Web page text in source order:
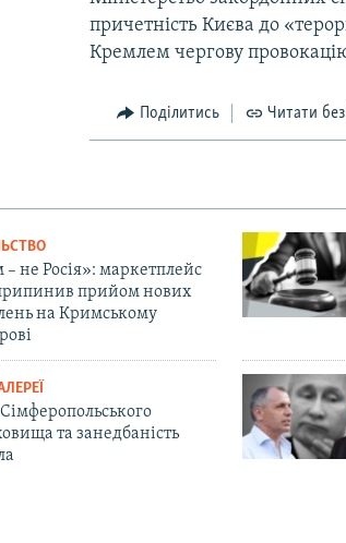
причетність Києва до
Кремлем чергову
Поділитись Читати
не Росія»: маркетплейс
прийом нових
на Кримському
та занедбаність